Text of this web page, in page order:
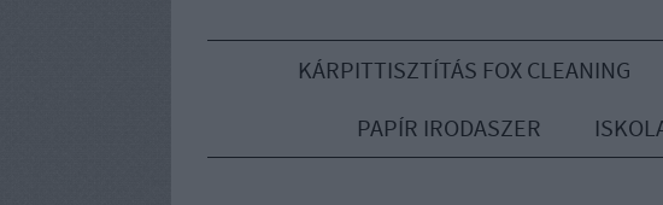
KÁRPITTISZTÍTÁS FOX CLEANING
PAPÍR IRODASZER